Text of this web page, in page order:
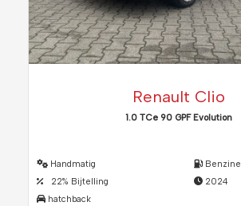
Renault Clio
1.0 TCe 90 GPF Evolution
Handmatig
22% Bijtelling
hatchback
Benzine
2024